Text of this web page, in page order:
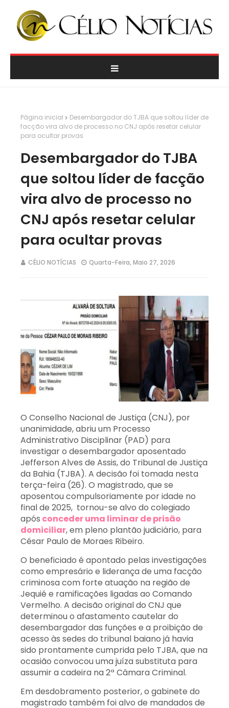
Página inicial
Desembargador do TJBA que soltou líder de
facção vira alvo de processo no CNJ após resetar celular
para ocultar provas
Desembargador do TJBA
que soltou líder de facção
vira alvo de processo no
CNJ após resetar celular
para ocultar provas
CÉLIO NOTÍCIAS Quarta-Feira, Maio 27, 2026
O Conselho Nacional de Justiça (CNJ), por
unanimidade, abriu um Processo
Administrativo Disciplinar (PAD) para
investigar o desembargador aposentado
Jefferson Alves de Assis, do Tribunal de Justiça
da Bahia (TJBA). A decisão foi tomada nesta
terça-feira (26). O magistrado, que se
aposentou compulsoriamente por idade no
final de 2025, tornou-se alvo do colegiado
após conceder uma liminar de prisão
domiciliar, em pleno plantão judiciário, para
César Paulo de Moraes Ribeiro.
O beneficiado é apontado pelas investigações
como empresário e liderança de uma facção
criminosa com forte atuação na região de
Jequié e ramificações ligadas ao Comando
Vermelho. A decisão original do CNJ que
determinou o afastamento cautelar do
desembargador das funções e a proibição de
acesso às sedes do tribunal baiano já havia
sido prontamente cumprida pelo TJBA, que na
ocasião convocou uma juíza substituta para
assumir a cadeira na 2ª Câmara Criminal.
Em desdobramento posterior, o gabinete do
magistrado também foi alvo de mandados de